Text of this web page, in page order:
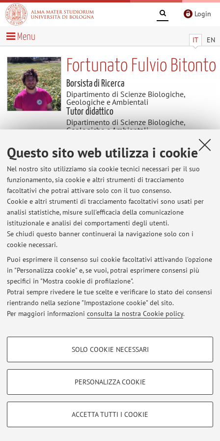
Questo sito web utilizza i cookie
Nel nostro sito utilizziamo sia cookie tecnici necessari per il suo
funzionamento, sia cookie e altri strumenti di tracciamento
facoltativi che potrai attivare solo con il tuo consenso.
Cookie e altri strumenti di tracciamento facoltativi sono usati per
analisi statistiche, misure sull'efficacia della comunicazione
istituzionale e analisi dei comportamenti degli utenti.
Se chiudi questo banner continuerai la navigazione solo con i
cookie necessari.
Puoi esprimere il consenso sui cookie facoltativi attivando l'opzione
in "Personalizza cookie" e, se vuoi, potrai esprimere consensi più
specifici in "Mostra cookie di profilazione".
Potrai sempre rivedere le tue scelte e verificare lo stato dei consensi
rientrando nella sezione "Impostazione cookie" del sito.
Per maggiori informazioni consulta la nostra Cookie policy.
COOKIE DI PROFILAZIONE - FACOLTATIVI
COOKIE TECNICI - NECESSARI
Si tratta di cookie tecnici utilizzati, a titolo esemplificativo, per il corretto
SOLO COOKIE NECESSARI
PERSONALIZZA COOKIE
ACCETTA TUTTI I COOKIE
Login
IT EN
Menu
Fortunato Fulvio Bitonto
Borsista di Ricerca
Dipartimento di Scienze Biologiche,
Geologiche e Ambientali
Tutor didattico
Dipartimento di Scienze Biologiche,
Geologiche e Ambientali
Contenuti utili
Al momento non sono presenti contenuti.
Ultimi avvisi
Al momento non sono presenti avvisi.
Area riservata
Accedi tramiteloginper gestire tutti i contenuti del sito.
© 2026 - ALMA MATER STUDIORUM - Università di Bologna - Via
Zamboni, 33 - 40126 Bologna - Partita IVA: 01131710376